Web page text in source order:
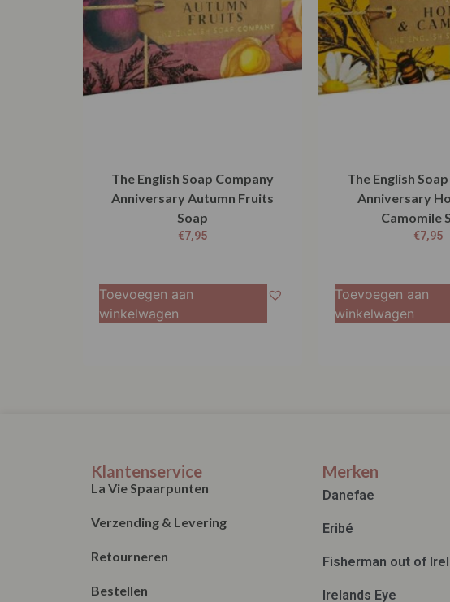
The English Soap Company
Anniversary Autumn Fruits
Soap
€7,95
Toevoegen aan
winkelwagen
The English
Anniversary
Camomile
€7,95
Toevoegen aan
winkelwagen
Klantenservice
La Vie Spaarpunten
Verzending & Levering
Retourneren
Bestellen
Merken
Danefae
Eribé
Fisherman out of
Irelands Eye